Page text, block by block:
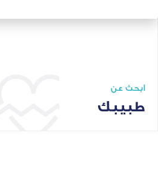
ابحث عن
طبيبك